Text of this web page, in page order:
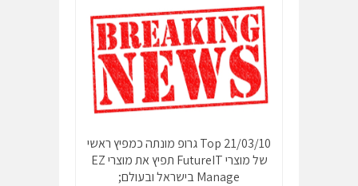
21/03/10 Top גרופ מונתה כמפיץ ראשי
של מוצרי FutureIT תפיץ את מוצרי EZ
Manage בישראל ובעולם;